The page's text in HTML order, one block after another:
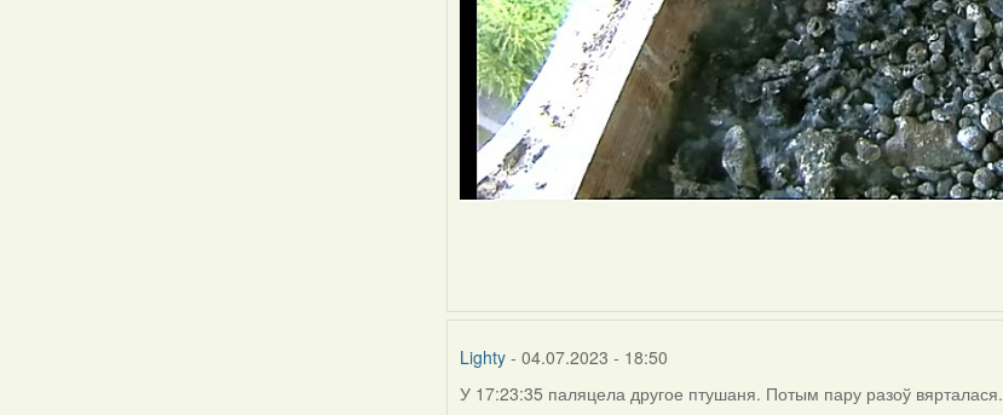
Lighty - 04.07.2023 - 18:50
У 17:23:35 паляцела другое птушаня. Потым пару разоў вярталася.